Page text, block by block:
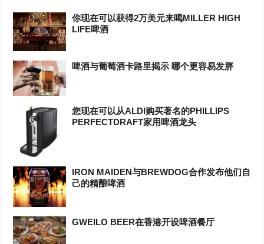
你现在可以获得2万美元来喝MILLER HIGH
LIFE啤酒
啤酒与葡萄酒卡路里揭示 哪个更容易发胖
您现在可以从ALDI购买著名的PHILLIPS
PERFECTDRAFT家用啤酒龙头
IRON MAIDEN与BREWDOG合作发布他们自
己的精酿啤酒
GWEILO BEER在香港开设啤酒餐厅